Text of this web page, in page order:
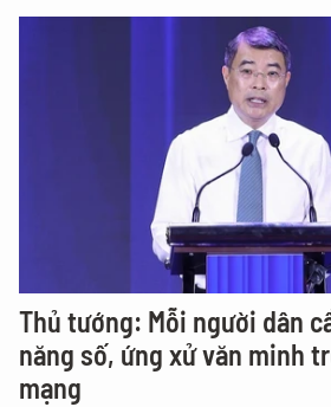
Thủ tướng: Mỗi người dân
năng số, ứng xử văn minh
mạng